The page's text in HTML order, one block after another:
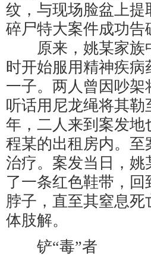
纹，与现场脸盆上提
碎尸特大案件成功告
原来，姚某家族
时开始服用精神疾病
一子。两人曾因吵
听话用尼龙绳将其勒
年，二人来到案发
程某的出租房内。
治疗。案发当日，
了一条红色鞋带，
脖子，直至其窒息
体肢解。
铲“毒”者